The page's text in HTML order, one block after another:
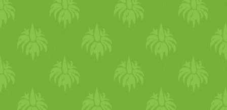
tej szükséges. - A megkelt
tésztát válaszd ketté, majd
egy sodrófával nyújtsd ki
vékonyra (max. fél cm